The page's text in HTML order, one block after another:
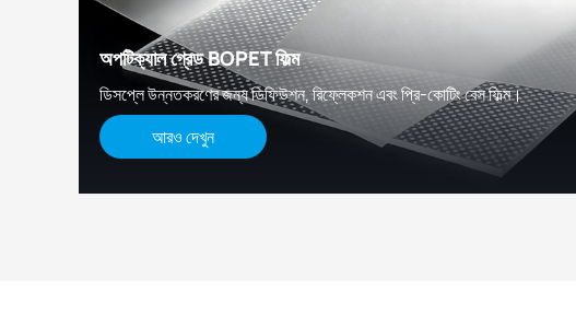
অপটিক্যাল গ্রেড BOPET ফিল্ম
ডিসপ্লে উন্নতকরণের জন্য ডিফিউশন, রিফ্লেকশন এবং প্রি-কোটিং বেস ফিল্ম।
আরও দেখুন